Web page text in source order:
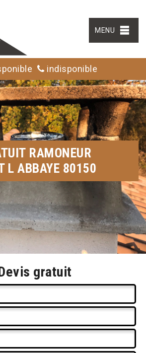
MENU
indisponible
RAMONEUR
L ABBAYE 80150
gratuit